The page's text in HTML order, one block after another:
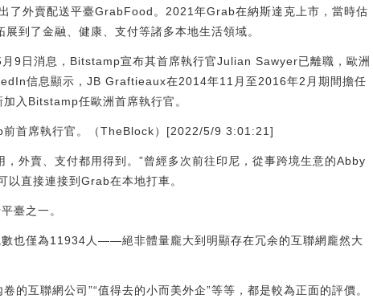
了外賣配送平臺GrabFood。2021年Grab在納斯達克上市，當時估
到了金融、健康、支付等諸多本地生活領域。
9日消息，Bitstamp宣布其首席執行官Julian Sawyer已離職，歐洲
信息顯示，JB Graftieaux在2014年11月至2016年2月期間擔任
入Bitstamp任歐洲首席執行官。
首席執行官。（TheBlock）[2022/5/9 3:01:21]
外賣、支付都用得到。”曾經多次前往印尼，從事跨境生意的Abby
以直接連接到Grab在本地打車。
臺之一。
也僅為11934人——絕非體量龐大到明顯存在冗余的互聯網龐然大
的互聯網公司”“值得去的小而美外企”等等，都是較為正面的評價。